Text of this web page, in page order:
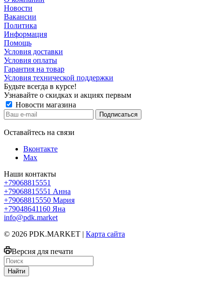
Новости
Вакансии
Политика
Информация
Помощь
Условия доставки
Условия оплаты
Гарантия на товар
Условия технической поддержки
Будьте всегда в курсе!
Узнавайте о скидках и акциях первым
Новости магазина
Оставайтесь на связи
Вконтакте
Max
Наши контакты
+79068815551
+79068815551 Анна
+79068815550 Мария
+79048641160 Яна
info@pdk.market
© 2026 PDK.MARKET | Карта сайта
Версия для печати
Найти